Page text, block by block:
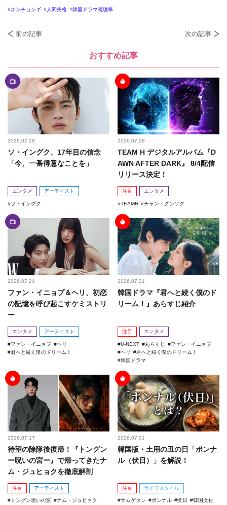
ホンチョンギ 人間失格 韓国ドラマ視聴率
前の記事 次の記事
おすすめ記事
2026.07.28
ソ・イングク、17年目の信念
「今、一番得意なことを」
エンタメ アーティスト
ソ・イングク
2026.07.28
TEAM H デジタルアルバム『D
AWN AFTER DARK』 8/4配信
リリース決定！
注目 エンタメ
TEAMH チャン・グンソク
2026.07.24
ファン・イニョプ＆ヘリ、初恋
の記憶を呼び起こすケミストリ
ー
エンタメ アーティスト
ファン・イニョプ
ヘリ
君へと続く僕のドリーム！
2026.07.21
韓国ドラマ『君へと続く僕のド
リーム！』あらすじ紹介
注目 エンタメ
U-NEXT あらすじ
ファン・イニョプ
ヘリ
君へと続く僕のドリーム！
韓国ドラマ
2026.07.17
待望の除隊後復帰！『トングン
ー呪いの宮ー』で帰ってきたナ
ム・ジュヒョクを徹底解剖
注目 アーティスト
トングン呪いの宮
ナム・ジュヒョク
2026.07.01
韓国版・土用の丑の日「ポンナ
ル（伏日）」を解説！
注目 ライフスタイル
サムゲタン ポンナル 伏日 韓国文化